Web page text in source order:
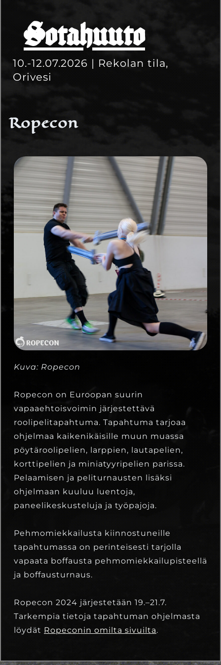
Sotahuuto
10.-12.07.2026 | Rekolan tila,
Orivesi
Ropecon
Kuva: Ropecon
Ropecon on Euroopan suurin
vapaaehtoisvoimin järjestettävä
roolipelitapahtuma. Tapahtuma tarjoaa
ohjelmaa kaikenikäisille muun muassa
pöytäroolipelien, larppien, lautapelien,
korttipelien ja miniatyyripelien parissa.
Pelaamisen ja peliturnausten lisäksi
ohjelmaan kuuluu luentoja,
paneelikeskusteluja ja työpajoja.
Pehmomiekkailusta kiinnostuneille
tapahtumassa on perinteisesti tarjolla
vapaata boffausta pehmomiekkailupisteellä
ja boffausturnaus.
Ropecon 2024 järjestetään 19.–21.7.
Tarkempia tietoja tapahtuman ohjelmasta
löydät Ropeconin omilta sivuilta.